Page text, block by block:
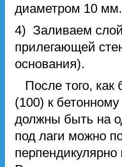
диаметром 10
4) Заливаем
прилегающей
основания).
После того, как
(100) к
должны быть на
под лаги можно